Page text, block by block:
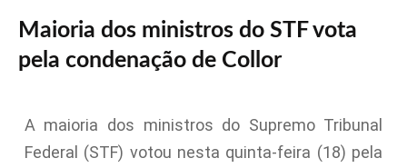
Maioria dos ministros do STF vota
pela condenação de Collor
A maioria dos ministros do Supremo Tribunal
Federal (STF) votou nesta quinta-feira (18) pela